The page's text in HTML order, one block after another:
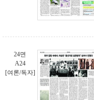
24면
A24
[여론/독자]